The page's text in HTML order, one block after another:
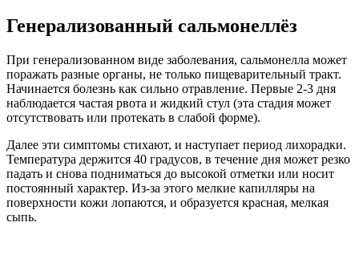
Генерализованный сальмонеллёз
При генерализованном виде заболевания, сальмонелла может
поражать разные органы, не только пищеварительный тракт.
Начинается болезнь как сильно отравление. Первые 2-3 дня
наблюдается частая рвота и жидкий стул (эта стадия может
отсутствовать или протекать в слабой форме).
Далее эти симптомы стихают, и наступает период лихорадки.
Температура держится 40 градусов, в течение дня может резко
падать и снова подниматься до высокой отметки или носит
постоянный характер. Из-за этого мелкие капилляры на
поверхности кожи лопаются, и образуется красная, мелкая
сыпь.